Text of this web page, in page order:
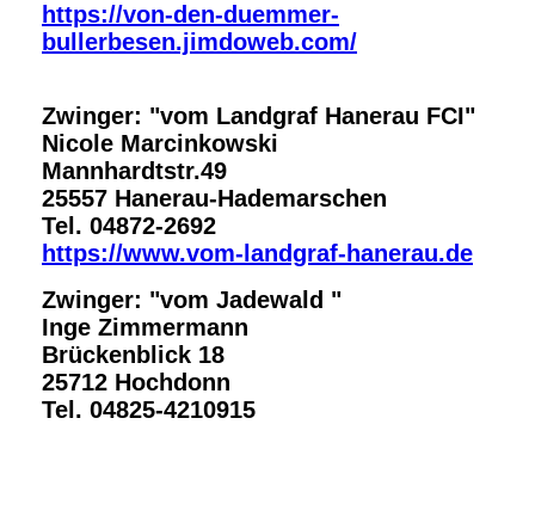
https://von-den-duemmer-
bullerbesen.jimdoweb.com/
Zwinger: "vom Landgraf Hanerau FCI"
Nicole Marcinkowski
Mannhardtstr.49
25557 Hanerau-Hademarschen
Tel. 04872-2692
https://www.vom-landgraf-hanerau.de
Zwinger: "vom Jadewald "
Inge Zimmermann
Brückenblick 18
25712 Hochdonn
Tel. 04825-4210915